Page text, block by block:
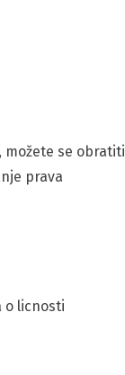
možete se obratiti
prava
o licnosti